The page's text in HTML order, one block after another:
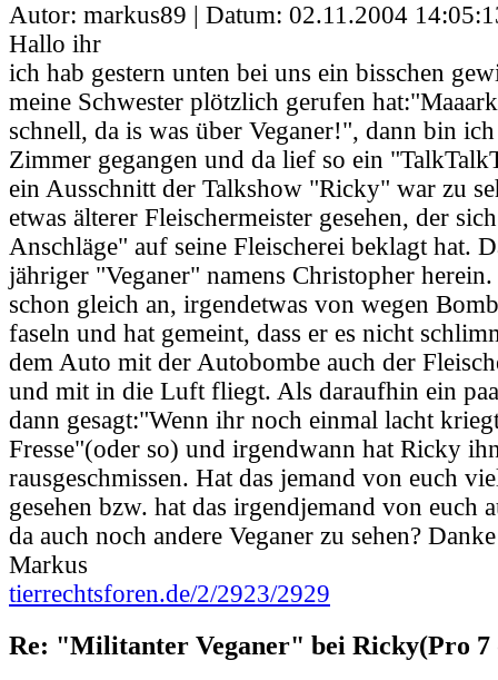
Autor: markus89 | Datum: 02.11.2004
Hallo ihr
ich hab gestern unten bei uns ein bisschen
meine Schwester plötzlich gerufen
schnell, da is was über Veganer!", dann bin
Zimmer gegangen und da lief so ein
ein Ausschnitt der Talkshow "Ricky" war zu
etwas älterer Fleischermeister gesehen, der
Anschläge" auf seine Fleischerei beklagt hat.
jähriger "Veganer" namens Christopher
schon gleich an, irgendetwas von wegen
faseln und hat gemeint, dass er es nicht
dem Auto mit der Autobombe auch der
und mit in die Luft fliegt. Als daraufhin ein
dann gesagt:"Wenn ihr noch einmal lacht
Fresse"(oder so) und irgendwann hat Ricky
rausgeschmissen. Hat das jemand von euch
gesehen bzw. hat das irgendjemand von euch
da auch noch andere Veganer zu sehen? Danke
Markus
tierrechtsforen.de/2/2923/2929
Re: "Militanter Veganer" bei Ricky(Pro 7